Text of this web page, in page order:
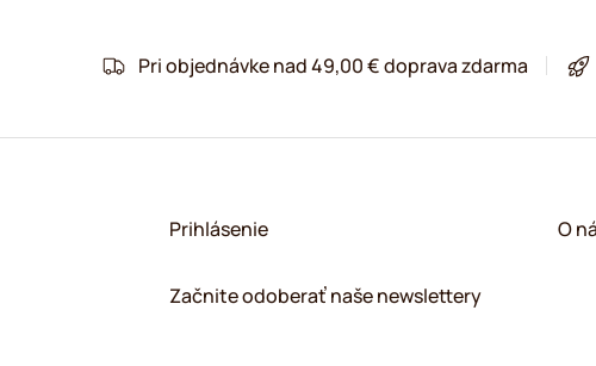
Pri objednávke nad 49,00 € doprava zdarma
Prihlásenie
Začnite odoberať naše newslettery
O